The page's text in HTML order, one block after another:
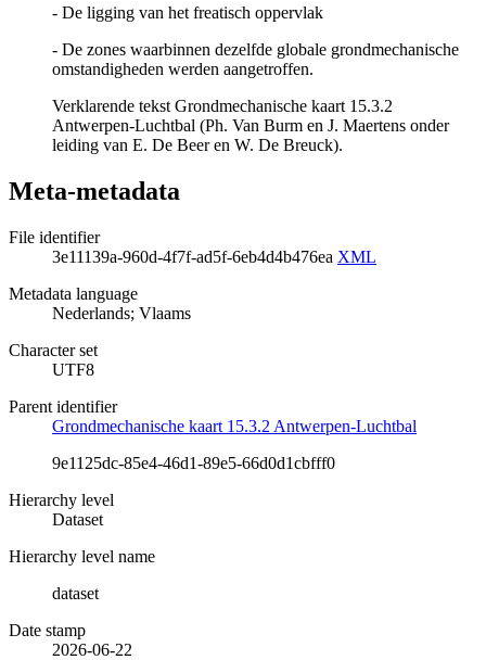
- De ligging van het freatisch oppervlak
- De zones waarbinnen dezelfde globale grondmechanische
omstandigheden werden aangetroffen.
Verklarende tekst Grondmechanische kaart 15.3.2
Antwerpen-Luchtbal (Ph. Van Burm en J. Maertens onder
leiding van E. De Beer en W. De Breuck).
Meta-metadata
File identifier
3e11139a-960d-4f7f-ad5f-6eb4d4b476ea XML
Metadata language
Nederlands; Vlaams
Character set
UTF8
Parent identifier
Grondmechanische kaart 15.3.2 Antwerpen-Luchtbal
9e1125dc-85e4-46d1-89e5-66d0d1cbfff0
Hierarchy level
Dataset
Hierarchy level name
dataset
Date stamp
2026-06-22